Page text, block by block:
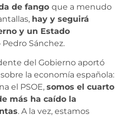
de fango que a menudo
hay y seguirá
y un Estado
Pedro Sánchez.
del Gobierno aportó
la economía española:
el PSOE, somos el cuarto
más ha caído la
. A la vez, estamos